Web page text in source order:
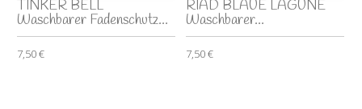
TINKER BELL
Waschbarer Fadenschutz...
7,50 €
RIAD BLAUE LAGUNE
Waschbarer...
7,50 €